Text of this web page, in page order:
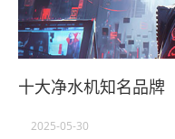
十大净水机知名品牌
2025-05-30